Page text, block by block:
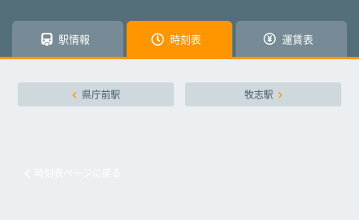
赤嶺駅
赤嶺駅
赤嶺駅
駅情報 時刻表 運賃表
県庁前駅 牧志駅